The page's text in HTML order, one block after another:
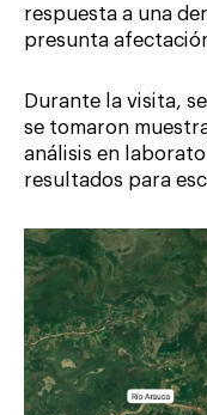
respuesta a una
presunta
Durante la visita,
se tomaron
análisis en
resultados para